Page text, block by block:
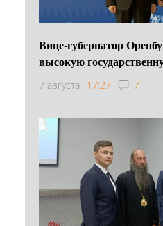
Вице-губернатор
высокую
7 августа 17:27 7